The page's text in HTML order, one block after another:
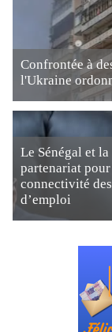
Confrontée à
l'Ukraine
Le Sénégal et
partenariat
connectivité
d’emploi